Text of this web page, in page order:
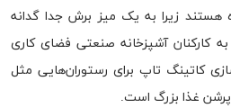
هستند زیرا به یک میز برش جدا گدانه
کارکنان آشپزخانه صنعتی فضای کاری
کاتینگ تاپ برای رستوران‌هایی مثل
غذا بزرگ است.